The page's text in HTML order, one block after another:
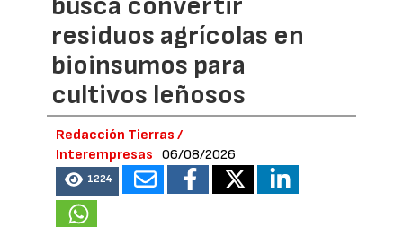
busca convertir
residuos agrícolas en
bioinsumos para
cultivos leñosos
Redacción Tierras /
Interempresas
06/08/2026
1224